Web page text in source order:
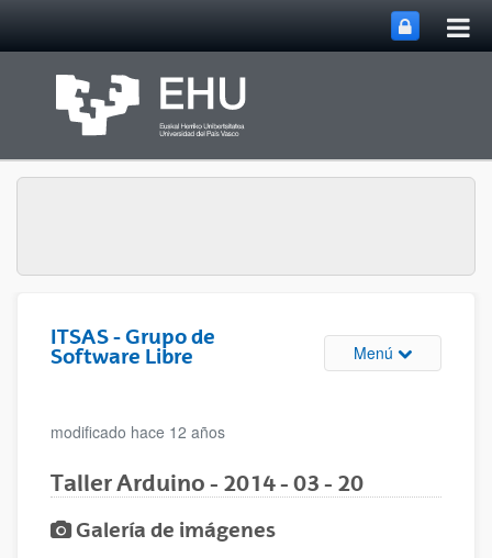
ITSAS - Grupo de
Software Libre
Menú Abrir/cerrar
modificado hace 12 años
Taller Arduino - 2014 - 03 - 20
Galería de imágenes